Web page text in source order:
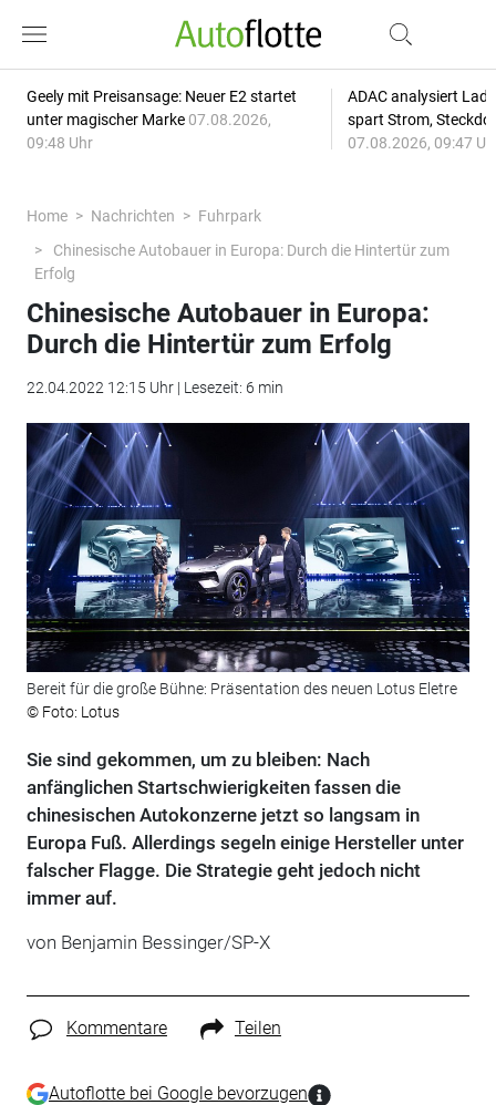
Geely mit Preisansage: Neuer E2 startet
unter magischer Marke 07.08.2026,
09:48 Uhr
ADAC analysiert
spart Strom,
07.08.2026, 09:47
Home Nachrichten
Fuhrpark
Chinesische Autobauer in Europa: Durch die Hintertür zum
Erfolg
Chinesische Autobauer in Europa:
Durch die Hintertür zum Erfolg
22.04.2022 12:15 Uhr | Lesezeit: 6 min
Bereit für die große Bühne: Präsentation des neuen Lotus Eletre
© Foto: Lotus
Sie sind gekommen, um zu bleiben: Nach
anfänglichen Startschwierigkeiten fassen die
chinesischen Autokonzerne jetzt so langsam in
Europa Fuß. Allerdings segeln einige Hersteller unter
falscher Flagge. Die Strategie geht jedoch nicht
immer auf.
von Benjamin Bessinger/SP-X
Kommentare Teilen
Autoflotte bei Google bevorzugen